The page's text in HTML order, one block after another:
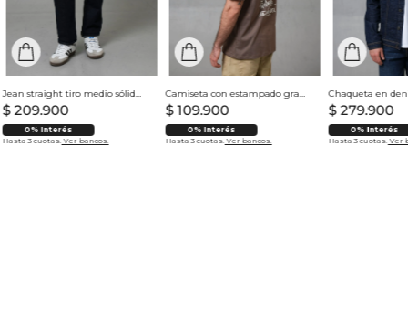
Jean straight tiro medio sólido para hombre
$ 209.900
0% Interés
Hasta 3 cuotas. Ver bancos.
Camiseta con estampado grande en espalda para hombre
$ 109.900
0% Interés
Hasta 3 cuotas. Ver bancos.
$ 279.900
0% Interés
Hasta 3 cuotas. Ver